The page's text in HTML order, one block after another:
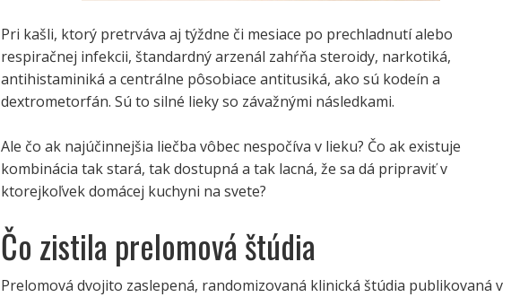
Pri kašli, ktorý pretrváva aj týždne či mesiace po prechladnutí alebo
respiračnej infekcii, štandardný arzenál zahŕňa steroidy, narkotiká,
antihistaminiká a centrálne pôsobiace antitusiká, ako sú kodeín a
dextrometorfán. Sú to silné lieky so závažnými následkami.
Ale čo ak najúčinnejšia liečba vôbec nespočíva v lieku? Čo ak existuje
kombinácia tak stará, tak dostupná a tak lacná, že sa dá pripraviť v
ktorejkoľvek domácej kuchyni na svete?
Čo zistila prelomová štúdia
Prelomová dvojito zaslepená, randomizovaná klinická štúdia publikovaná v